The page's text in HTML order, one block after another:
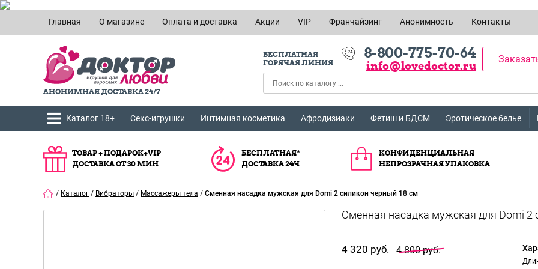
Главная О магазине Оплата и доставка Акции VIP Франчайзинг Анонимность Контакты
АНОНИМНАЯ ДОСТАВКА 24/7
БЕСПЛАТНАЯ
ГОРЯЧАЯ ЛИНИЯ
8-800-775-70-64
info@lovedoctor.ru
Каталог 18+ Секс-игрушки Интимная косметика Афродизиаки Фетиш и БДСМ Эротическое белье
ТОВАР + ПОДАРОК+VIP
ДОСТАВКА ОТ 30 МИН
БЕСПЛАТНАЯ*
ДОСТАВКА 24Ч
КОНФИДЕНЦИАЛЬНАЯ
НЕПРОЗРАЧНАЯ УПАКОВКА
/ Каталог / Вибраторы / Массажеры тела / Сменная насадка мужская для Domi 2 силикон черный 18 см
4 320 руб. 4 800 руб.